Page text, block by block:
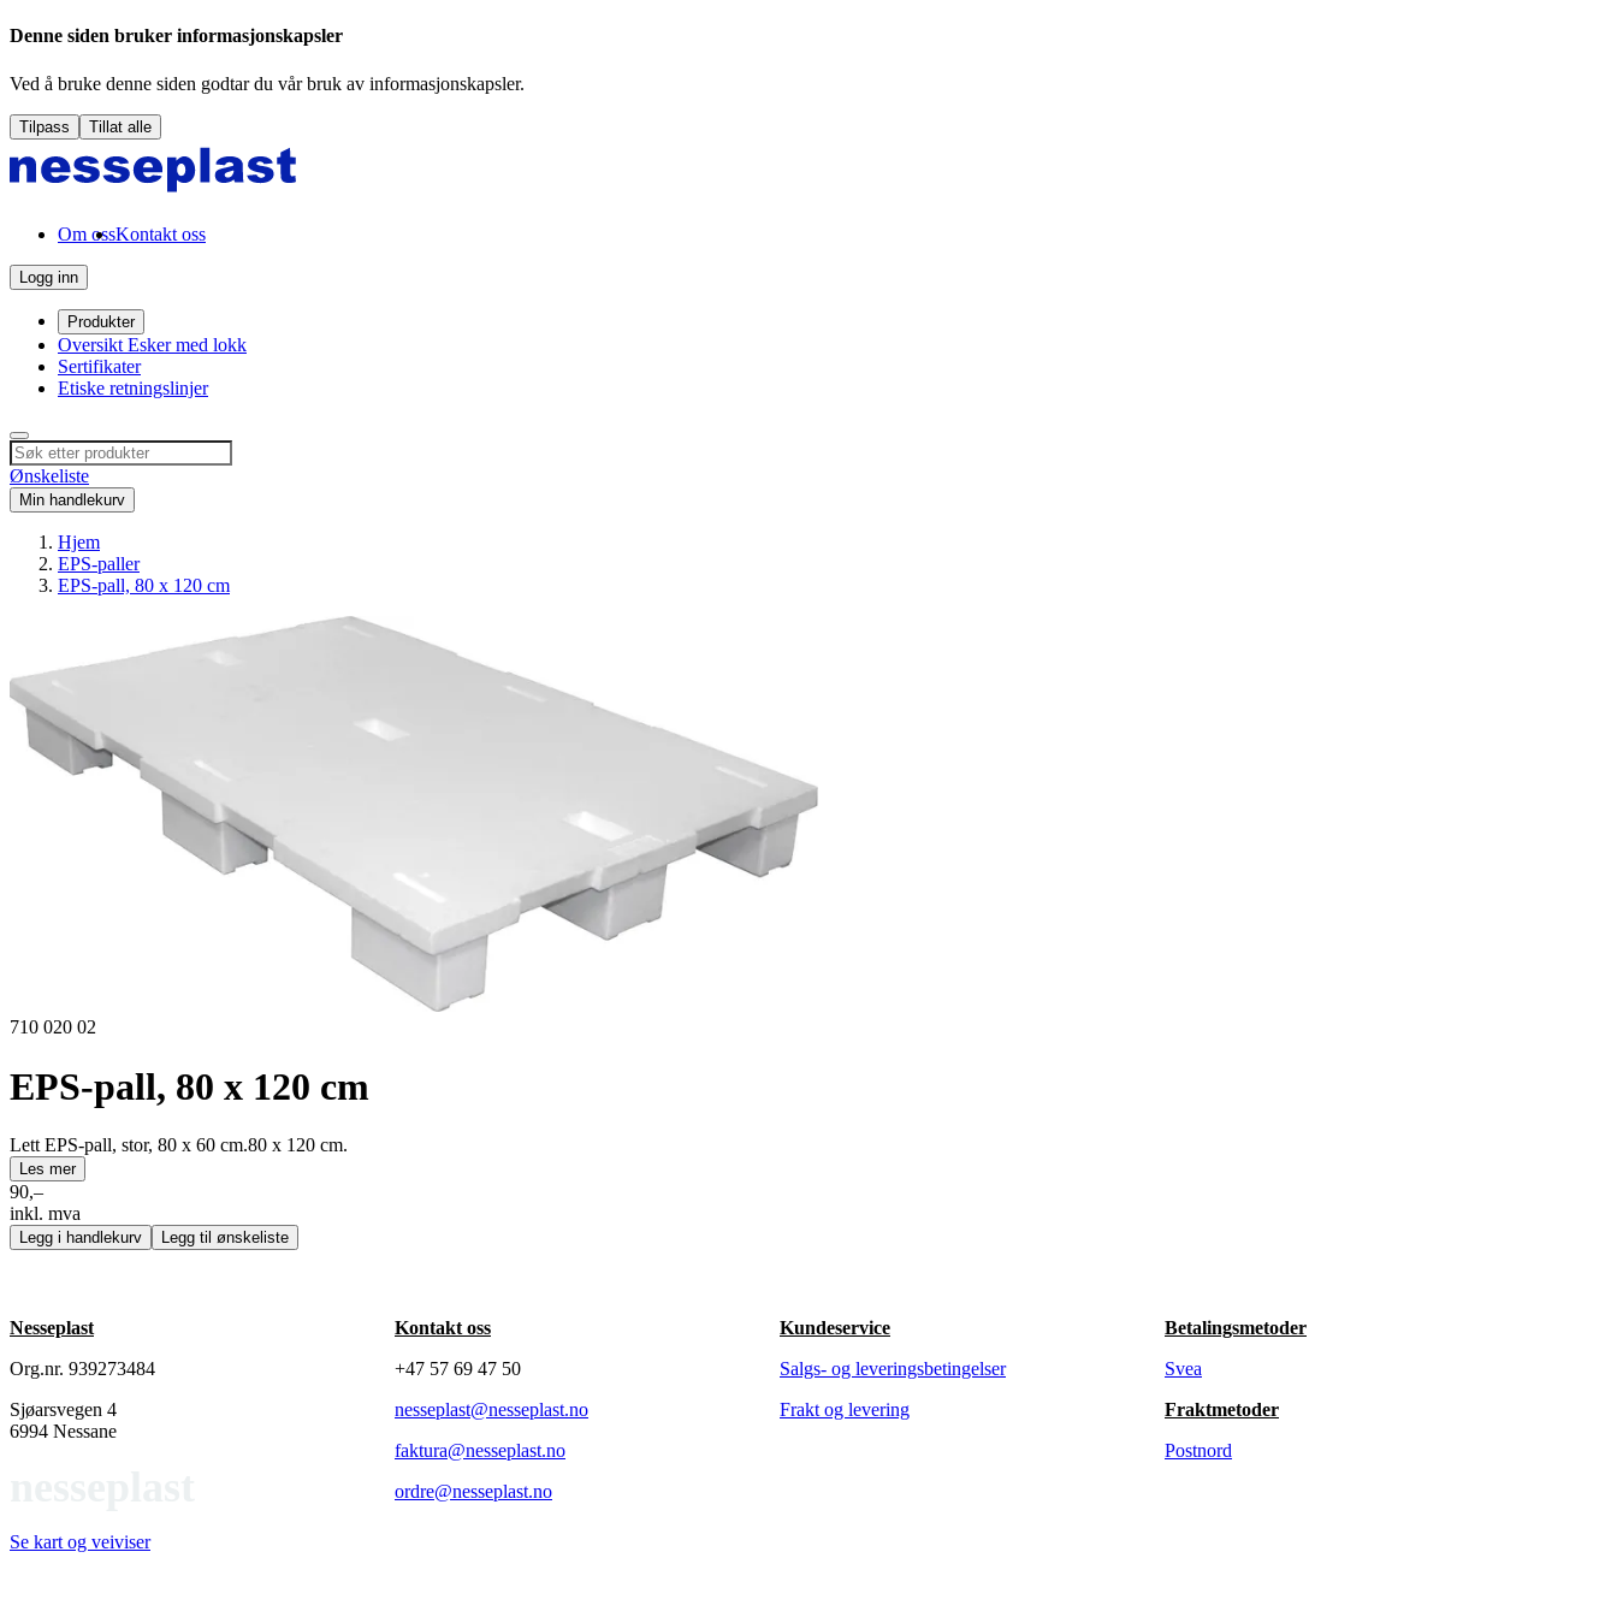
Denne siden bruker informasjonskapsler
Ved å bruke denne siden godtar du vår bruk av informasjonskapsler.
Tilpass Tillat alle
Om ossKontakt oss
Logg inn
Produkter
Oversikt Esker med lokk
Sertifikater
Etiske retningslinjer
Ønskeliste
Min handlekurv
Hjem
EPS-paller
EPS-pall, 80 x 120 cm
710 020 02
EPS-pall, 80 x 120 cm
Lett EPS-pall, stor, 80 x 60 cm.80 x 120 cm.
Les mer
90,–
inkl. mva
Legg i handlekurv Legg til ønskeliste
Nesseplast
Org.nr. 939273484
Sjøarsvegen 4
6994 Nessane
Se kart og veiviser
Kontakt oss
+47 57 69 47 50
nesseplast@nesseplast.no
faktura@nesseplast.no
ordre@nesseplast.no
Kundeservice
Salgs- og leveringsbetingelser
Frakt og levering
Betalingsmetoder
Svea
Fraktmetoder
Postnord